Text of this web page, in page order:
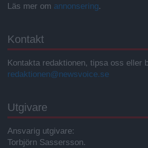
Läs mer om annonsering.
Kontakt
Kontakta redaktionen, tipsa oss eller
redaktionen@newsvoice.se
Utgivare
Ansvarig utgivare:
Torbjörn Sassersson.